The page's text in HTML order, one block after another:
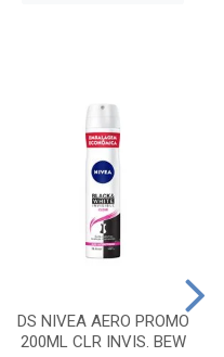
DS NIVEA AERO PROMO
200ML CLR INVIS. BEW